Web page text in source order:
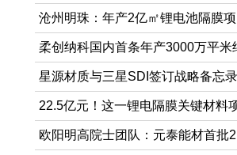
迎新动态
沧州明珠：年产2亿㎡锂电池隔膜
投产
柔创纳科国内首条年产3000万平米
维隔膜产线投产
星源材质与三星SDI签订战略备忘
动力锂电池隔膜相关业务合作
22.5亿元！这一锂电隔膜关键材料
开工
欧阳明高院士团队：元泰能材首批